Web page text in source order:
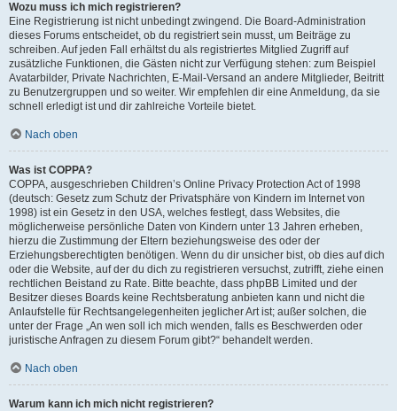
Wozu muss ich mich registrieren?
Eine Registrierung ist nicht unbedingt zwingend. Die Board-Administration
dieses Forums entscheidet, ob du registriert sein musst, um Beiträge zu
schreiben. Auf jeden Fall erhältst du als registriertes Mitglied Zugriff auf
zusätzliche Funktionen, die Gästen nicht zur Verfügung stehen: zum Beispiel
Avatarbilder, Private Nachrichten, E-Mail-Versand an andere Mitglieder, Beitritt
zu Benutzergruppen und so weiter. Wir empfehlen dir eine Anmeldung, da sie
schnell erledigt ist und dir zahlreiche Vorteile bietet.
Nach oben
Was ist COPPA?
COPPA, ausgeschrieben Children’s Online Privacy Protection Act of 1998
(deutsch: Gesetz zum Schutz der Privatsphäre von Kindern im Internet von
1998) ist ein Gesetz in den USA, welches festlegt, dass Websites, die
möglicherweise persönliche Daten von Kindern unter 13 Jahren erheben,
hierzu die Zustimmung der Eltern beziehungsweise des oder der
Erziehungsberechtigten benötigen. Wenn du dir unsicher bist, ob dies auf dich
oder die Website, auf der du dich zu registrieren versuchst, zutrifft, ziehe einen
rechtlichen Beistand zu Rate. Bitte beachte, dass phpBB Limited und der
Besitzer dieses Boards keine Rechtsberatung anbieten kann und nicht die
Anlaufstelle für Rechtsangelegenheiten jeglicher Art ist; außer solchen, die
unter der Frage „An wen soll ich mich wenden, falls es Beschwerden oder
juristische Anfragen zu diesem Forum gibt?“ behandelt werden.
Nach oben
Warum kann ich mich nicht registrieren?